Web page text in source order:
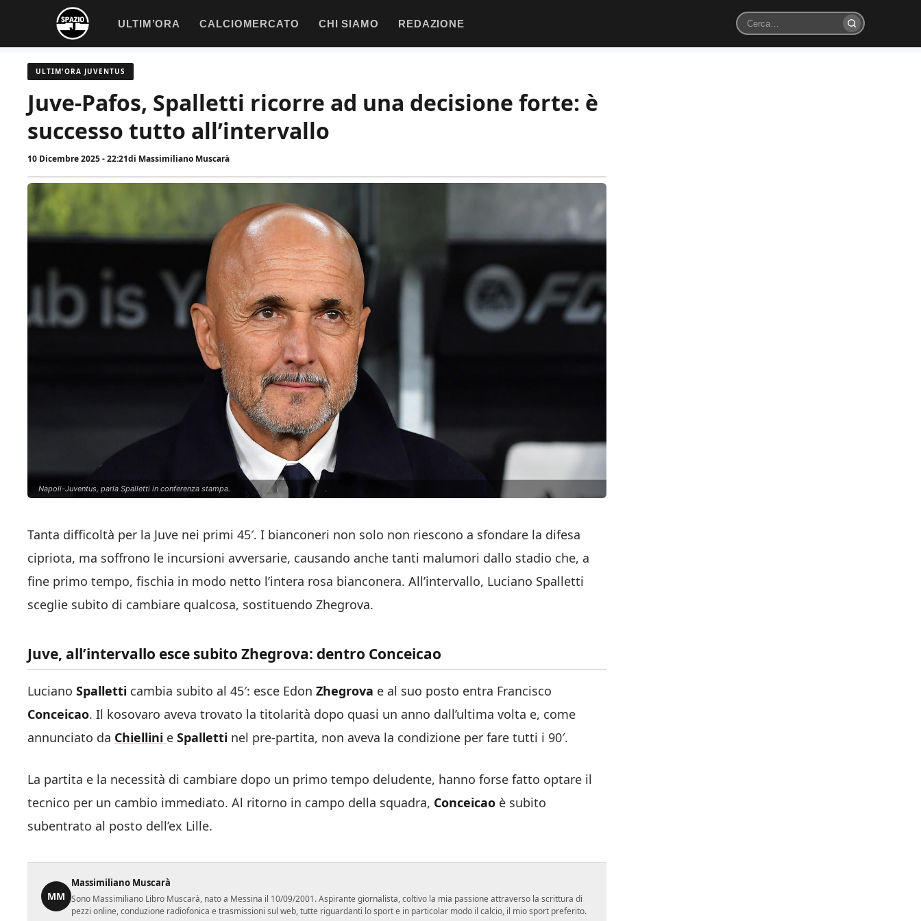
contenuto
ULTIM’ORA CALCIOMERCATO CHI SIAMO REDAZIONE
Cerca
ULTIM'ORA JUVENTUS
Juve-Pafos, Spalletti ricorre ad una decisione forte: è
successo tutto all’intervallo
10 Dicembre 2025 - 22:21di Massimiliano Muscarà
Napoli-Juventus, parla Spalletti in conferenza stampa.
Tanta difficoltà per la Juve nei primi 45′. I bianconeri non solo non riescono a sfondare la difesa
cipriota, ma soffrono le incursioni avversarie, causando anche tanti malumori dallo stadio che, a
fine primo tempo, fischia in modo netto l’intera rosa bianconera. All’intervallo, Luciano Spalletti
sceglie subito di cambiare qualcosa, sostituendo Zhegrova.
Juve, all’intervallo esce subito Zhegrova: dentro Conceicao
Luciano Spalletti cambia subito al 45′: esce Edon Zhegrova e al suo posto entra Francisco
Conceicao. Il kosovaro aveva trovato la titolarità dopo quasi un anno dall’ultima volta e, come
annunciato da Chiellini e Spalletti nel pre-partita, non aveva la condizione per fare tutti i 90′.
La partita e la necessità di cambiare dopo un primo tempo deludente, hanno forse fatto optare il
tecnico per un cambio immediato. Al ritorno in campo della squadra, Conceicao è subito
subentrato al posto dell’ex Lille.
MM
Massimiliano Muscarà
Sono Massimiliano Libro Muscarà, nato a Messina il 10/09/2001. Aspirante giornalista, coltivo la mia passione attraverso la scrittura di
pezzi online, conduzione radiofonica e trasmissioni sul web, tutte riguardanti lo sport e in particolar modo il calcio, il mio sport preferito.